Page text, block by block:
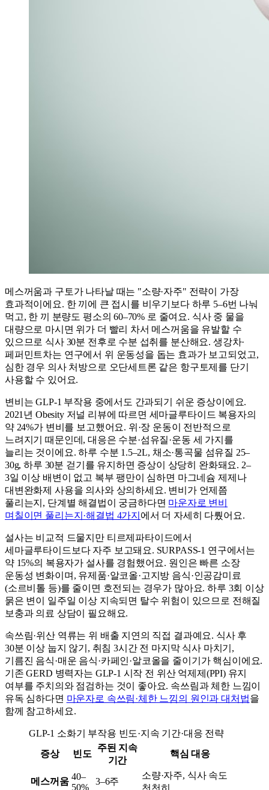
메스꺼움과 구토가 나타날 때는 "소량·자주" 전략이 가장
효과적이에요. 한 끼에 큰 접시를 비우기보다 하루 5–6번 나눠
먹고, 한 끼 분량도 평소의 60–70% 로 줄여요. 식사 중 물을
대량으로 마시면 위가 더 빨리 차서 메스꺼움을 유발할 수
있으므로 식사 30분 전후로 수분 섭취를 분산해요. 생강차·
페퍼민트차는 연구에서 위 운동성을 돕는 효과가 보고되었고,
심한 경우 의사 처방으로 오단세트론 같은 항구토제를 단기
사용할 수 있어요.
변비는 GLP-1 부작용 중에서도 간과되기 쉬운 증상이에요.
2021년 Obesity 저널 리뷰에 따르면 세마글루타이드 복용자의
약 24%가 변비를 보고했어요. 위·장 운동이 전반적으로
느려지기 때문인데, 대응은 수분·섬유질·운동 세 가지를
늘리는 것이에요. 하루 수분 1.5–2L, 채소·통곡물 섬유질 25–
30g, 하루 30분 걷기를 유지하면 증상이 상당히 완화돼요. 2–
3일 이상 배변이 없고 복부 팽만이 심하면 마그네슘 제제나
대변완화제 사용을 의사와 상의하세요. 변비가 언제쯤
풀리는지, 단계별 해결법이 궁금하다면 마운자로 변비
며칠이면 풀리는지·해결법 4가지 에서 더 자세히 다뤘어요.
설사는 비교적 드물지만 티르제파타이드에서
세마글루타이드보다 자주 보고돼요. SURPASS-1 연구에서는
약 15%의 복용자가 설사를 경험했어요. 원인은 빠른 소장
운동성 변화이며, 유제품·알코올·고지방 음식·인공감미료
(소르비톨 등)를 줄이면 호전되는 경우가 많아요. 하루 3회 이상
묽은 변이 일주일 이상 지속되면 탈수 위험이 있으므로 전해질
보충과 의료 상담이 필요해요.
속쓰림·위산 역류는 위 배출 지연의 직접 결과예요. 식사 후
30분 이상 눕지 않기, 취침 3시간 전 마지막 식사 마치기,
기름진 음식·매운 음식·카페인·알코올을 줄이기가 핵심이에요.
기존 GERD 병력자는 GLP-1 시작 전 위산 억제제(PPI) 유지
여부를 주치의와 점검하는 것이 좋아요. 속쓰림과 체한 느낌이
유독 심하다면 마운자로 속쓰림·체한 느낌의 원인과 대처법을
함께 참고하세요.
GLP-1 소화기 부작용 빈도·지속 기간·대응 전략
증상
빈도
주된 지속
기간
핵심 대응
메스꺼움 40–
50%
3–6주
소량·자주, 식사 속도